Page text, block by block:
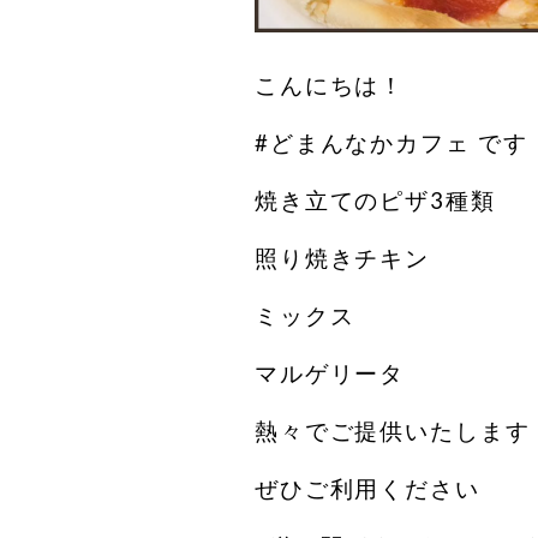
こんにちは！
#どまんなかカフェ です
焼き立てのピザ3種類
照り焼きチキン
ミックス
マルゲリータ
熱々でご提供いたします
ぜひご利用ください